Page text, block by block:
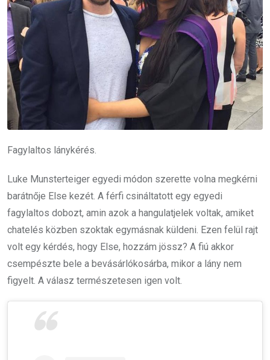
Fagylaltos lánykérés.
Luke Munsterteiger egyedi módon szerette volna megkérni
barátnője Else kezét. A férfi csináltatott egy egyedi
fagylaltos dobozt, amin azok a hangulatjelek voltak, amiket
chatelés közben szoktak egymásnak küldeni. Ezen felül rajt
volt egy kérdés, hogy Else, hozzám jössz? A fiú akkor
csempészte bele a bevásárlókosárba, mikor a lány nem
figyelt. A válasz természetesen igen volt.